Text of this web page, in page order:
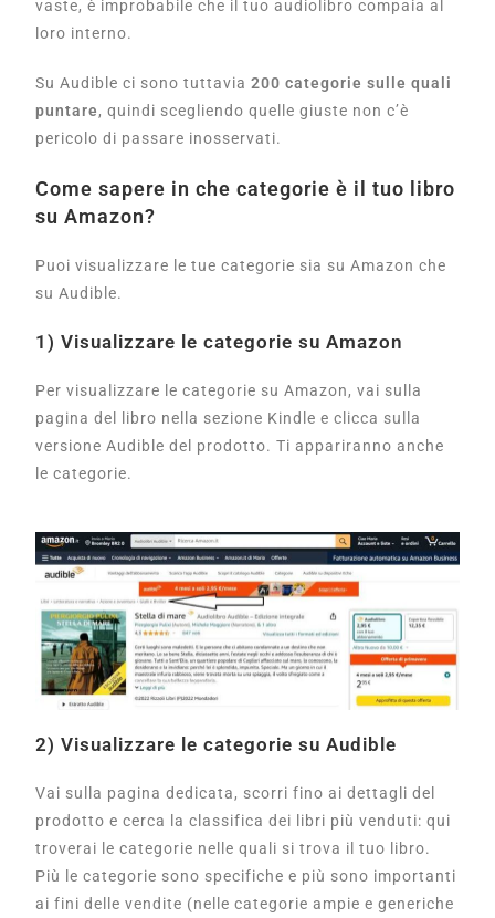
vaste, è improbabile che il tuo audiolibro compaia al
loro interno.
Su Audible ci sono tuttavia 200 categorie sulle quali
puntare, quindi scegliendo quelle giuste non c’è
pericolo di passare inosservati.
Come sapere in che categorie è il tuo libro
su Amazon?
Puoi visualizzare le tue categorie sia su Amazon che
su Audible.
1) Visualizzare le categorie su Amazon
Per visualizzare le categorie su Amazon, vai sulla
pagina del libro nella sezione Kindle e clicca sulla
versione Audible del prodotto. Ti appariranno anche
le categorie.
2) Visualizzare le categorie su Audible
Vai sulla pagina dedicata, scorri fino ai dettagli del
prodotto e cerca la classifica dei libri più venduti: qui
troverai le categorie nelle quali si trova il tuo libro.
Più le categorie sono specifiche e più sono importanti
ai fini delle vendite (nelle categorie ampie e generiche